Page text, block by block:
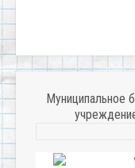
Муниципальное
Есть